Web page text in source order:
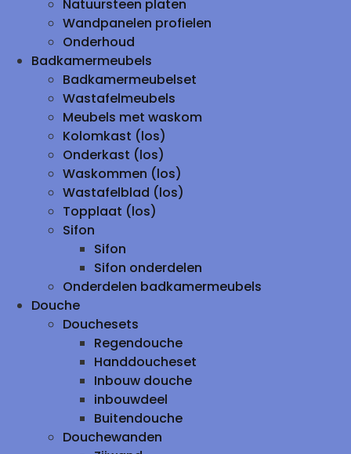
Natuursteen platen
Wandpanelen profielen
Onderhoud
Badkamermeubels
Badkamermeubelset
Wastafelmeubels
Meubels met waskom
Kolomkast (los)
Onderkast (los)
Waskommen (los)
Wastafelblad (los)
Topplaat (los)
Sifon
Sifon
Sifon onderdelen
Onderdelen badkamermeubels
Douche
Douchesets
Regendouche
Handdoucheset
Inbouw douche
inbouwdeel
Buitendouche
Douchewanden